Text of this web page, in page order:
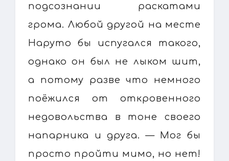
подсознании раскатами
грома. Любой другой на месте
Наруто бы испугался такого,
однако он был не лыком шит,
а потому разве что немного
поёжился от откровенного
недовольства в тоне своего
напарника и друга. — Мог бы
просто пройти мимо, но нет!